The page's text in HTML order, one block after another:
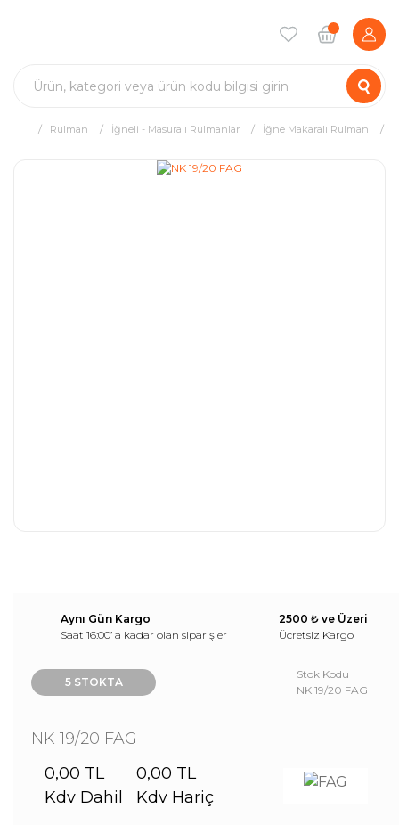
Rulman İğneli - Masuralı Rulmanlar İğne Makaralı Rulman
Aynı Gün Kargo
Saat 16:00’ a kadar olan siparişler
2500 ₺ ve Üzeri
Ücretsiz Kargo
5 STOKTA
Stok Kodu
NK 19/20 FAG
NK 19/20 FAG
0,00 TL
Kdv Dahil
0,00 TL
Kdv Hariç